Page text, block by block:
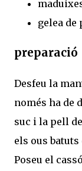
gelea
preparació
Desfeu la
només ha de
suc i la pell
els ous
Poseu el